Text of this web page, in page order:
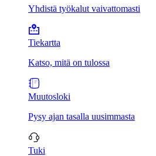
Yhdistä työkalut vaivattomasti
Tiekartta
Katso, mitä on tulossa
Muutosloki
Pysy ajan tasalla uusimmasta
Tuki